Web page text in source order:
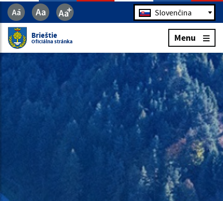
Jazyk Slovenčina
Brieštie
Oficiálna stránka Menu